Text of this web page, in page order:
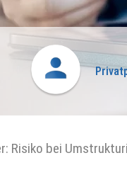
Risiko bei